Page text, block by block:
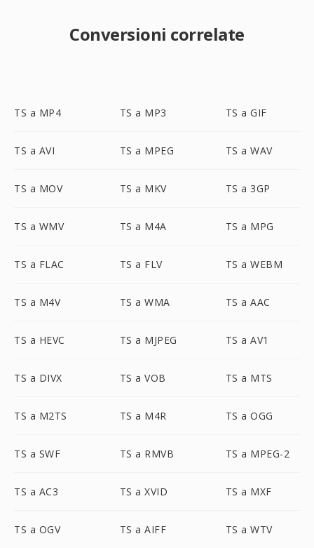
Conversioni correlate
TS a MP4 TS a MP3 TS a GIF
TS a AVI TS a MPEG TS a WAV
TS a MOV TS a MKV TS a 3GP
TS a WMV TS a M4A TS a MPG
TS a FLAC TS a FLV TS a WEBM
TS a M4V TS a WMA TS a AAC
TS a HEVC TS a MJPEG TS a AV1
TS a DIVX TS a VOB TS a MTS
TS a M2TS TS a M4R TS a OGG
TS a SWF TS a RMVB TS a MPEG-2
TS a AC3 TS a XVID TS a MXF
TS a OGV TS a AIFF TS a WTV